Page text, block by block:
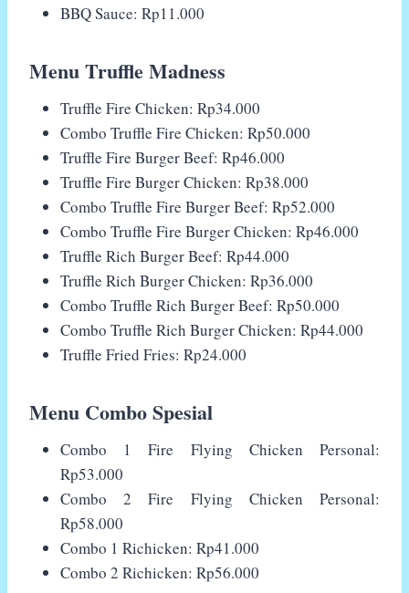
BBQ Sauce: Rp11.000
Menu Truffle Madness
Truffle Fire Chicken: Rp34.000
Combo Truffle Fire Chicken: Rp50.000
Truffle Fire Burger Beef: Rp46.000
Truffle Fire Burger Chicken: Rp38.000
Combo Truffle Fire Burger Beef: Rp52.000
Combo Truffle Fire Burger Chicken: Rp46.000
Truffle Rich Burger Beef: Rp44.000
Truffle Rich Burger Chicken: Rp36.000
Combo Truffle Rich Burger Beef: Rp50.000
Combo Truffle Rich Burger Chicken: Rp44.000
Truffle Fried Fries: Rp24.000
Menu Combo Spesial
Combo 1 Fire Flying Chicken Personal:
Rp53.000
Combo 2 Fire Flying Chicken Personal:
Rp58.000
Combo 1 Richicken: Rp41.000
Combo 2 Richicken: Rp56.000